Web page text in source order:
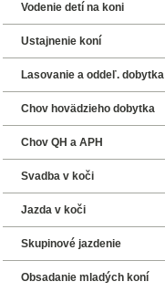
Vodenie detí na koni
Ustajnenie koní
Lasovanie a oddeľ. dobytka
Chov hovädzieho dobytka
Chov QH a APH
Svadba v koči
Jazda v koči
Skupinové jazdenie
Obsadanie mladých koní